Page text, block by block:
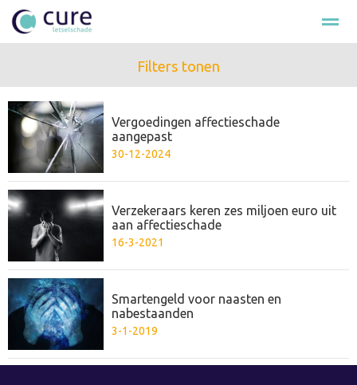
Loonschade Smartengeld
Bellen E-mail Nieuws Zoeken
Filters tonen
Vergoedingen affectieschade
aangepast
30-12-2024
Verzekeraars keren zes miljoen euro uit
aan affectieschade
16-3-2021
Smartengeld voor naasten en
nabestaanden
3-1-2019